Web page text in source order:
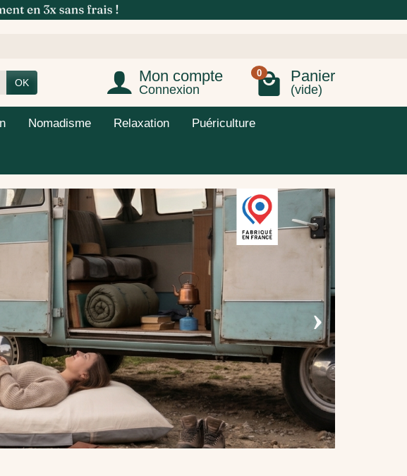
OK Mon compte
Connexion
0 Panier
(vide)
Nomadisme Relaxation Puériculture
›